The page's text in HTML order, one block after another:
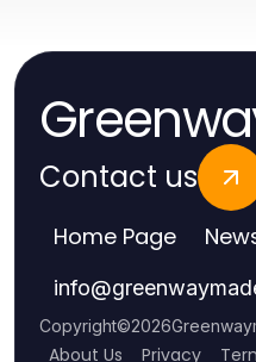
Contact us
Home Page
info@
Copyright©2026
About Us Privacy